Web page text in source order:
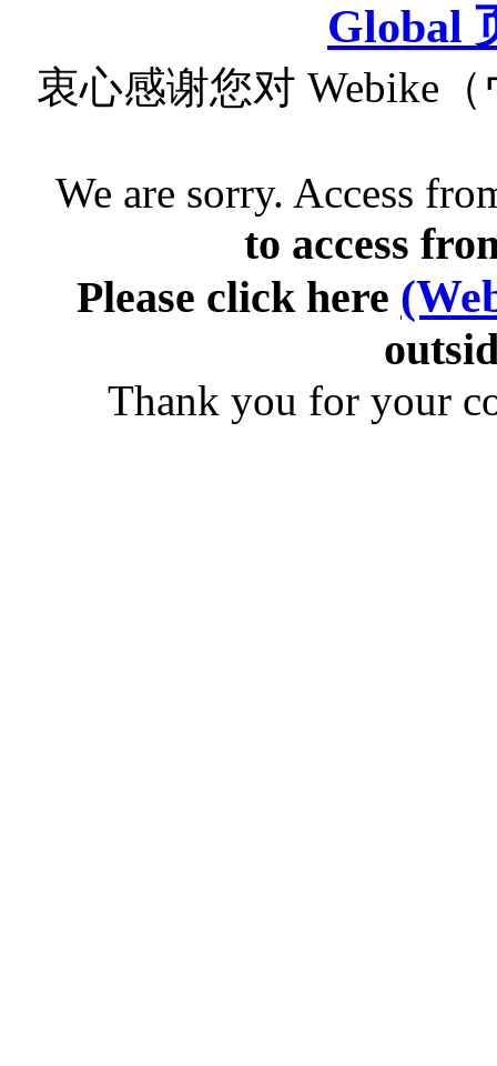
Global
衷心感谢您对 Webike
We are sorry. Access
to access
Please click here
Thank you for your